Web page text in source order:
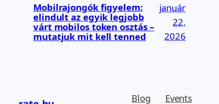
Mobilrajongók figyelem:
elindult az egyik legjobb
várt mobilos token osztás –
mutatjuk mit kell tenned
január
22,
2026
Blog Events